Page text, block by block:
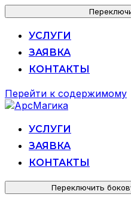
УСЛУГИ
ЗАЯВКА
КОНТАКТЫ
Перейти к содержимому
УСЛУГИ
ЗАЯВКА
КОНТАКТЫ
Переключить